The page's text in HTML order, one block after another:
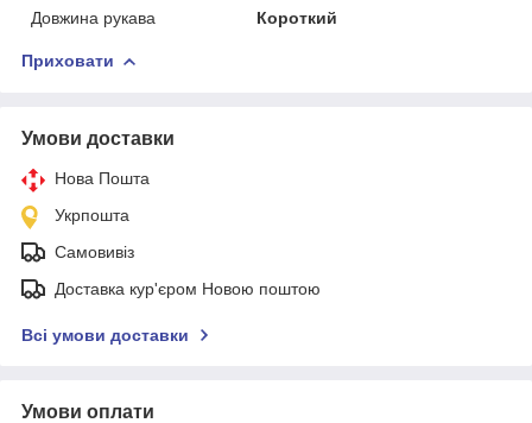
Довжина рукава
Короткий
Приховати
Умови доставки
Нова Пошта
Укрпошта
Самовивіз
Доставка кур'єром Новою поштою
Всі умови доставки
Умови оплати